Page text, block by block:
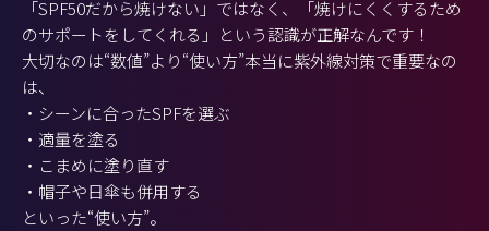
「SPF50だから焼けない」ではなく、「焼けにくくするため
のサポートをしてくれる」という認識が正解なんです！
大切なのは“数値”より“使い方”本当に紫外線対策で重要なの
は、
・シーンに合ったSPFを選ぶ
・適量を塗る
・こまめに塗り直す
・帽子や日傘も併用する
といった“使い方”。